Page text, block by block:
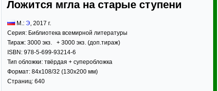
Ложится мгла на старые ступени
М.: Э 2017 г.
Серия: Библиотека всемирной литературы
Тираж: 3000 экз. + 3000 экз. (доп.тираж)
ISBN: 978-5-699-93214-6
Тип обложки: твёрдая + суперобложка
Формат: 84x108/32 (130x200 мм)
Страниц: 640